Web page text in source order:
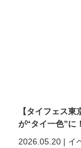
【タイフェス
が“タイ一色”に
2026.05.20 | イ